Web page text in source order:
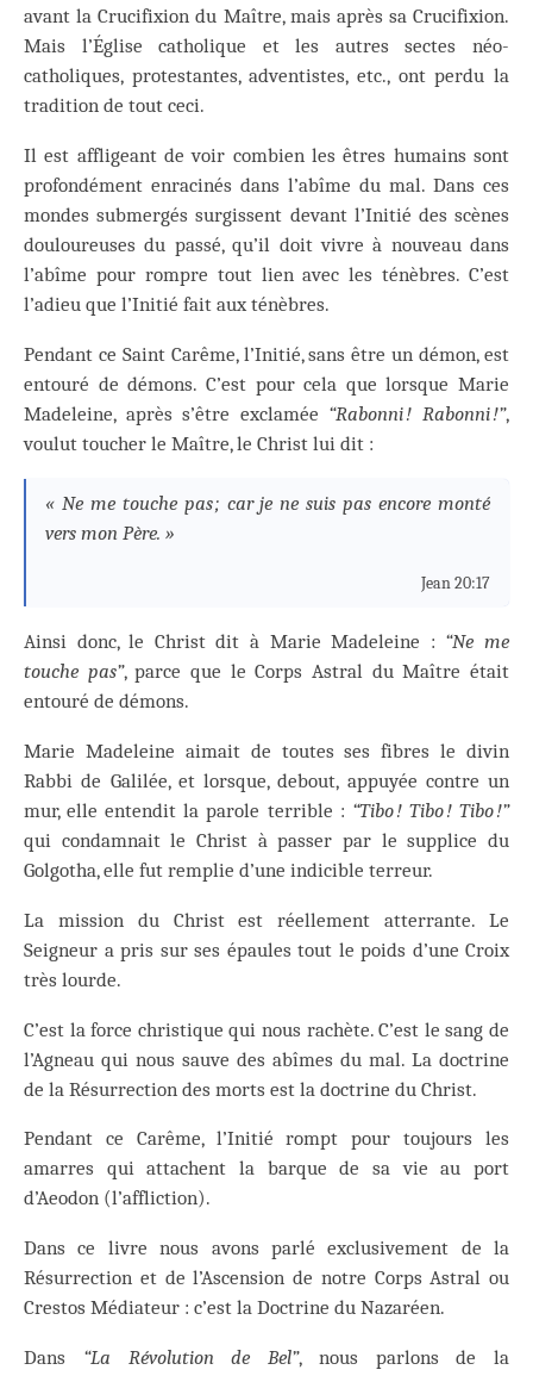
avant la Crucifixion du Maître, mais après sa Crucifixion.
Mais l’Église catholique et les autres sectes néo-
catholiques, protestantes, adventistes, etc., ont perdu la
tradition de tout ceci.
Il est affligeant de voir combien les êtres humains sont
profondément enracinés dans l’abîme du mal. Dans ces
mondes submergés surgissent devant l’Initié des scènes
douloureuses du passé, qu’il doit vivre à nouveau dans
l’abîme pour rompre tout lien avec les ténèbres. C’est
l’adieu que l’Initié fait aux ténèbres.
Pendant ce Saint Carême, l’Initié, sans être un démon, est
entouré de démons. C’est pour cela que lorsque Marie
Madeleine, après s’être exclamée “Rabonni ! Rabonni !”,
voulut toucher le Maître, le Christ lui dit :
« Ne me touche pas ; car je ne suis pas encore monté
vers mon Père. »
Jean 20:17
Ainsi donc, le Christ dit à Marie Madeleine : “Ne me
touche pas”, parce que le Corps Astral du Maître était
entouré de démons.
Marie Madeleine aimait de toutes ses fibres le divin
Rabbi de Galilée, et lorsque, debout, appuyée contre un
mur, elle entendit la parole terrible : “Tibo ! Tibo ! Tibo !”
qui condamnait le Christ à passer par le supplice du
Golgotha, elle fut remplie d’une indicible terreur.
La mission du Christ est réellement atterrante. Le
Seigneur a pris sur ses épaules tout le poids d’une Croix
très lourde.
C’est la force christique qui nous rachète. C’est le sang de
l’Agneau qui nous sauve des abîmes du mal. La doctrine
de la Résurrection des morts est la doctrine du Christ.
Pendant ce Carême, l’Initié rompt pour toujours les
amarres qui attachent la barque de sa vie au port
d’Aeodon (l’affliction).
Dans ce livre nous avons parlé exclusivement de la
Résurrection et de l’Ascension de notre Corps Astral ou
Crestos Médiateur : c’est la Doctrine du Nazaréen.
Dans “La Révolution de Bel”, nous parlons de la